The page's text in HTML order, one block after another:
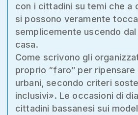
con i cittadini su temi che a
si possono veramente
semplicemente uscendo dal
casa.
Come scrivono gli
proprio “faro” per ripensare
urbani, secondo criteri
inclusivi». Le occasioni di
cittadini bassanesi sui